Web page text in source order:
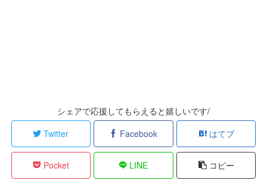
シェアで応援してもらえると嬉しいです/
Twitter
Facebook はてブ
Pocket LINE コピー